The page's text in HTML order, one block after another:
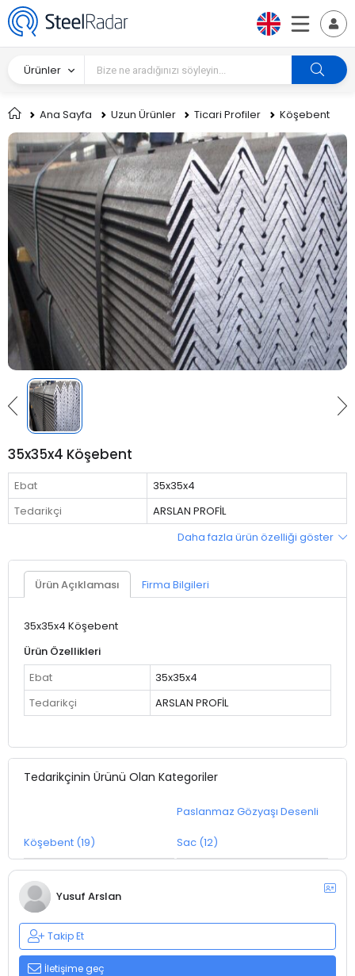
Ürünler
Ana Sayfa Uzun Ürünler Ticari Profiler Köşebent
35x35x4 Köşebent
Ebat
35x35x4
Tedarikçi
ARSLAN PROFİL
Daha fazla ürün özelliği göster
Ürün Açıklaması Firma Bilgileri
35x35x4 Köşebent
Ürün Özellikleri
Ebat
35x35x4
Tedarikçi
ARSLAN PROFİL
Tedarikçinin Ürünü Olan Kategoriler
Köşebent (19)
Paslanmaz Gözyaşı Desenli
Sac (12)
Yusuf Arslan
Takip Et
İletişime geç